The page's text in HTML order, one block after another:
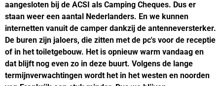
aangesloten bij de ACSI als Camping Cheques. Dus er
staan weer een aantal Nederlanders. En we kunnen
internetten vanuit de camper dankzij de antenneversterker.
De buren zijn jaloers, die zitten met de pc's voor de receptie
of in het toiletgebouw. Het is opnieuw warm vandaag en
dat blijft nog even zo in deze buurt. Volgens de lange
termijnverwachtingen wordt het in het westen en noorden